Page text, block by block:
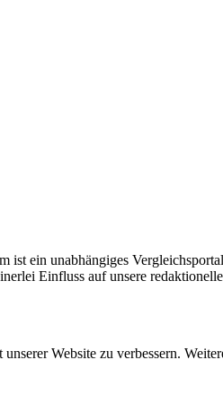
ist ein unabhängiges
Einfluss auf unsere
Website zu verbessern.